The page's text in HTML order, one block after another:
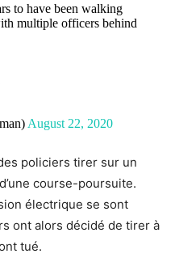
to have been walking
multiple officers behind
August 22, 2020
policiers tirer sur un
course-poursuite.
électrique se sont
ont alors décidé de tirer à
tué.